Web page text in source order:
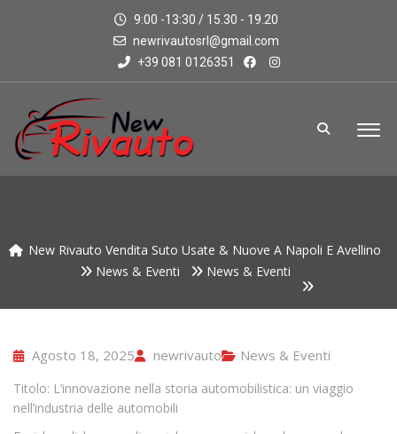
9:00 -13:30 / 15.30 - 19.20
newrivautosrl@gmail.com
+39 081 0126351
New Rivauto Vendita Suto Usate & Nuove A Napoli E Avellino
News & Eventi
News & Eventi
Agosto 18, 2025 newrivauto News & Eventi
Titolo: L’innovazione nella storia automobilistica: un viaggio
nell’industria delle automobili